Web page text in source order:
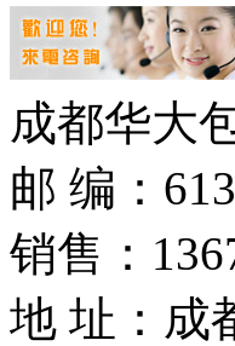
成都华大
邮 编：
销售：
地 址：成